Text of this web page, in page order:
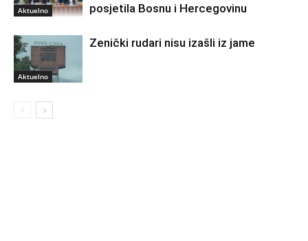
Aktuelno
posjetila Bosnu i Hercegovinu
Aktuelno
Zenički rudari nisu izašli iz jame